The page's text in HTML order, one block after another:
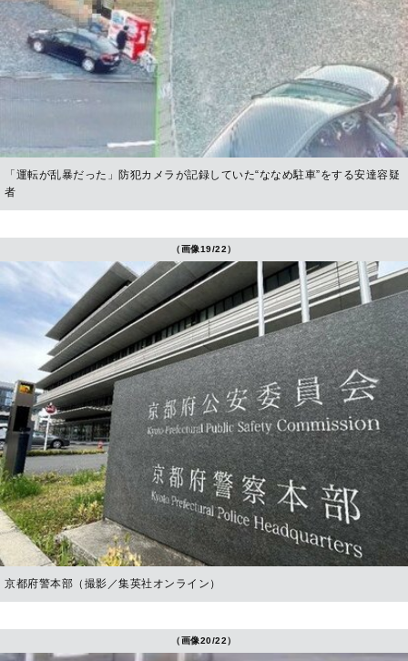
「運転が乱暴だった」防犯カメラが記録していた“ななめ駐車”をする安達容疑
者
（画像19/22）
京都府警本部（撮影／集英社オンライン）
（画像20/22）